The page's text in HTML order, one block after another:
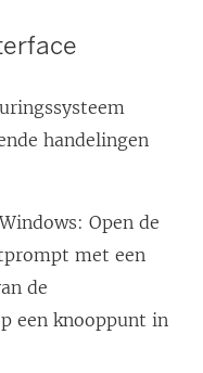
handelingen
Open de
met een
de
een knooppunt in